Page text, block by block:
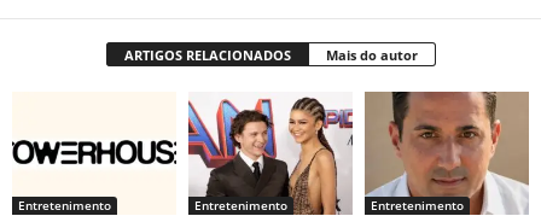
ARTIGOS RELACIONADOS Mais do autor
Entretenimento Entretenimento Entretenimento